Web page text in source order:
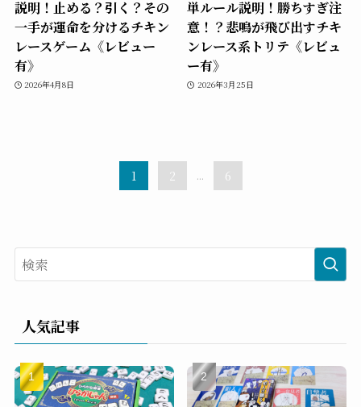
説明！止める？引く？その
一手が運命を分けるチキン
レースゲーム《レビュー
有》
2026年4月8日
単ルール説明！勝ちすぎ注
意！？悲鳴が飛び出すチキ
ンレース系トリテ《レビュ
ー有》
2026年3月25日
1 2 ... 6
人気記事